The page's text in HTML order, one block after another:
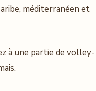
méditerranéen et
à une partie de volley-